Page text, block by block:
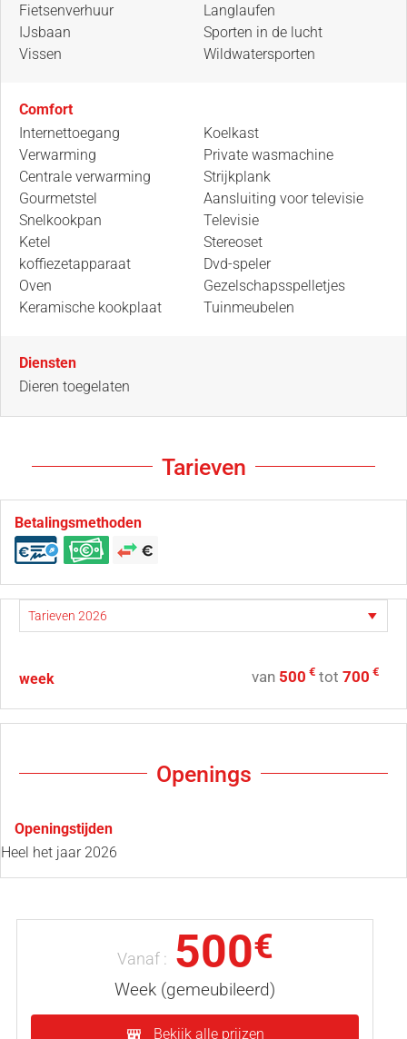
Fietsenverhuur
IJsbaan
Vissen
Langlaufen
Sporten in de lucht
Wildwatersporten
Comfort
Internettoegang
Verwarming
Centrale verwarming
Gourmetstel
Snelkookpan
Ketel
koffiezetapparaat
Oven
Keramische kookplaat
Koelkast
Private wasmachine
Strijkplank
Aansluiting voor televisie
Televisie
Stereoset
Dvd-speler
Gezelschapsspelletjes
Tuinmeubelen
Diensten
Dieren toegelaten
Tarieven
Betalingsmethoden
week van 500 € tot 700 €
Openings
Openingstijden
Heel het jaar 2026
Vanaf : 500€
Week (gemeubileerd)
Bekijk alle prijzen